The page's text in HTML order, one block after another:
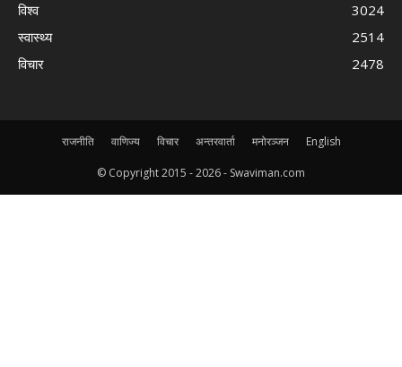
विश्व
3024
स्वास्थ्य
2514
विचार
2478
राजनीति वाणिज्य विचार अन्तरवार्ता मनोरञ्जन English
© Copyright 2015 -2026 - Swaviman.com